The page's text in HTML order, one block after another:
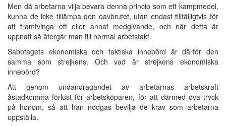
Men då arbetarna vilja bevara denna princip som ett kampmedel,
kunna de icke tillämpa den oavbrutet, utan endast tillfälligtvis för
att framtvinga ett eller annat medgivande, och när detta är
uppnått så återgår man till normal arbetstakt.
Sabotagets ekonomiska och taktiska innebörd är därför den
samma som strejkens. Och vad är strejkens ekonomiska
innebörd?
Att genom undandragandet av arbetarnas arbetskraft
åstadkomma förlust för arbetsköparen, för att därmed öva tryck
på honom, så att han nödgas bevilja de krav som arbetarna
uppställa.